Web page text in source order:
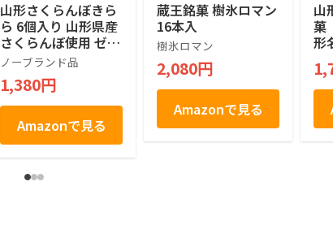
山形さくらんぼきら
ら 6個入り 山形県産
さくらんぼ使用 ゼリ
ー菓子 (1箱)
ノーブランド品
1,380円
Amazonで見る
蔵王銘菓 樹氷ロマン
16本入
樹氷ロマン
2,080円
Amazonで見る
山
菓
形
し
子
玄